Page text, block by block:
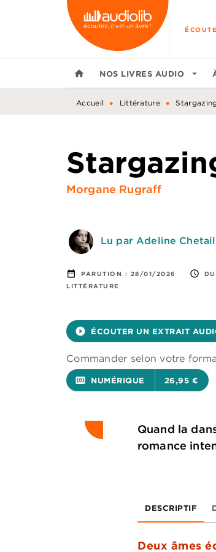
MENU RECHERCHE
home NOS LIVRES AUDIO arrow_drop_down
Accueil • Littérature • Stargazing
Morgane Rugraff
Lu par Adeline Chetail
date_range PARUTION : 28/01/2026 access_time
LITTÉRATURE
play_circle_filled ÉCOUTER UN EXTRAIT
Commander selon votre
surround_sound NUMÉRIQUE 26,95 €
Quand la
romance
DESCRIPTIF
Deux âmes